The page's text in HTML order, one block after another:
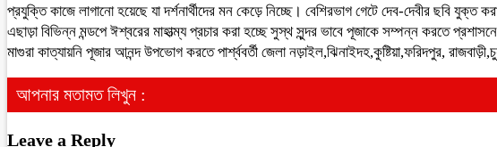
প্রযুক্তি কাজে লাগানো হয়েছে যা দর্শনার্থীদের মন কেড়ে নিচ্ছে। বেশিরভাগ গেটে দেব-দেবীর ছবি যুক্ত
এছাড়া বিভিন্ন মন্ডপে ঈশ্বরের মাহাত্ম্য প্রচার করা হচ্ছে সুস্থ সুন্দর ভাবে পূজাকে সম্পন্ন করতে
মাগুরা কাত্যায়নি পূজার আনন্দ উপভোগ করতে পার্শ্ববর্তী জেলা নড়াইল,ঝিনাইদহ,কুষ্টিয়া,ফরিদপুর,
আপনার মতামত লিখুন :
Leave a Reply